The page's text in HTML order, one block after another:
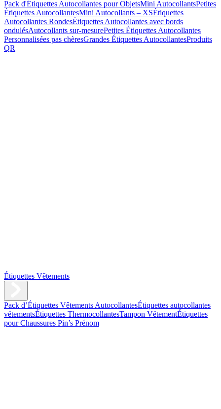
Pack d'Étiquettes Autocollantes pour ObjetsMini AutocollantsPetites
Étiquettes AutocollantesMini Autocollants – XSÉtiquettes
Autocollantes RondesÉtiquettes Autocollantes avec bords
ondulésAutocollants sur-mesurePetites Étiquettes Autocollantes
Personnalisées pas chèresGrandes Étiquettes AutocollantesProduits
QR
Étiquettes Vêtements
Pack d’Étiquettes Vêtements AutocollantesÉtiquettes autocollantes
vêtementsÉtiquettes ThermocollantesTampon VêtementÉtiquettes
pour Chaussures Pin’s Prénom